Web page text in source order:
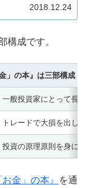
2018.12.24
構成です。
」の本』は三部構成
一般投資家にとって長
トレードで大損を出し
投資の原理原則を身に
金」の本』
を通